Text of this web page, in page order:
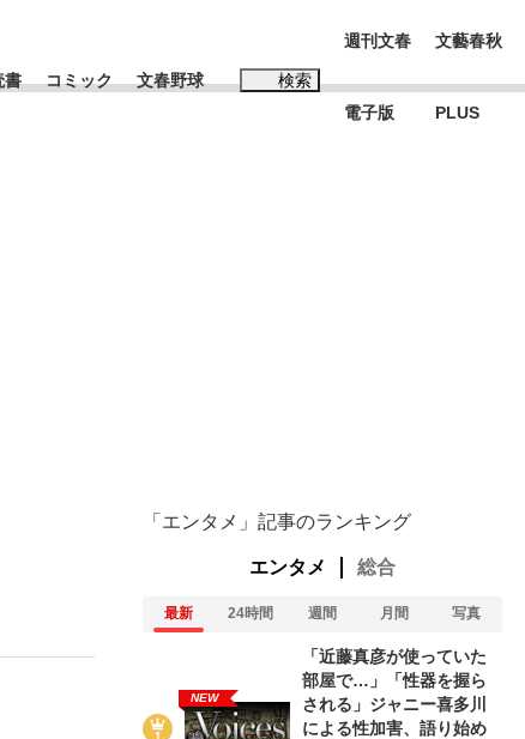
資産運用のすべて
書 コミック 文春野球 検索
週刊文春
電子版
文藝春秋
PLUS
「エンタメ」記事のランキング
エンタメ 総合
最新 24時間 週間 月間 写真
NEW
「近藤真彦が使っていた
部屋で…」「性器を握ら
される」ジャニー喜多川
による性加害、語り始め